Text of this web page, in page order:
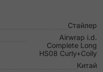
Стайлер
Airwrap i.d.
Complete Long
HS08 Curly+Coily
Китай